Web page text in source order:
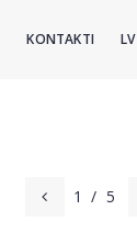
KONTAKTI LV
1 / 5